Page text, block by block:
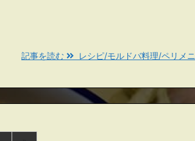
記事を読む レシピ/モルドバ料理/ペリメニ